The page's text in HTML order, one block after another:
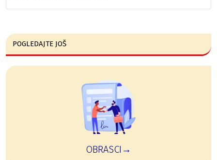
POGLEDAJTE JOŠ
OBRASCI→